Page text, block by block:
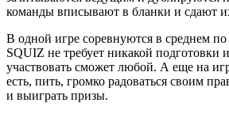
команды вписывают в бланки и сдают
В одной игре соревнуются в среднем
SQUIZ не требует никакой подготовки
участвовать сможет любой. А еще на
есть, пить, громко радоваться своим
и выиграть призы.